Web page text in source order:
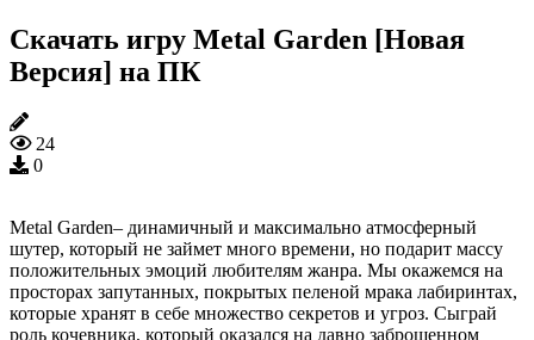
Скачать игру Metal Garden [Новая
Версия] на ПК
24
0
Metal Garden– динамичный и максимально атмосферный
шутер, который не займет много времени, но подарит массу
положительных эмоций любителям жанра. Мы окажемся на
просторах запутанных, покрытых пеленой мрака лабиринтах,
которые хранят в себе множество секретов и угроз. Сыграй
роль кочевника, который оказался на давно заброшенном